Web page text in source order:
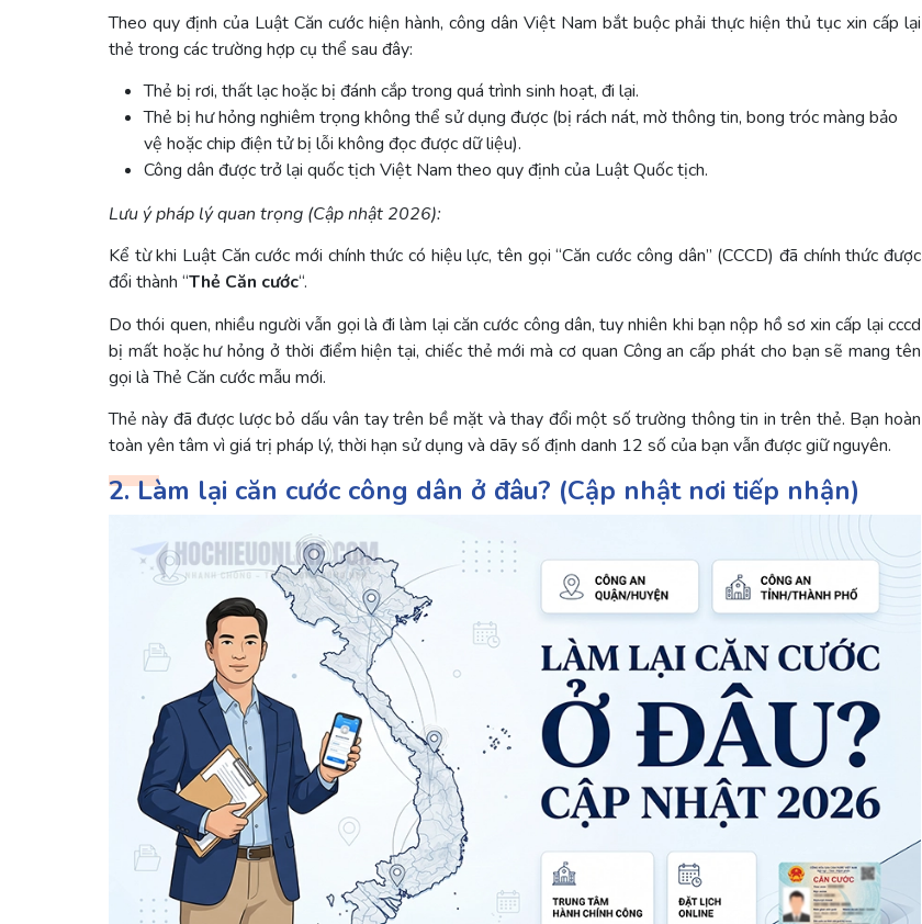
Theo quy định của Luật Căn cước hiện hành, công dân Việt Nam bắt buộc phải thực hiện thủ tục xin cấp lại
thẻ trong các trường hợp cụ thể sau đây:
Thẻ bị rơi, thất lạc hoặc bị đánh cắp trong quá trình sinh hoạt, đi lại.
Thẻ bị hư hỏng nghiêm trọng không thể sử dụng được (bị rách nát, mờ thông tin, bong tróc màng bảo
vệ hoặc chip điện tử bị lỗi không đọc được dữ liệu).
Công dân được trở lại quốc tịch Việt Nam theo quy định của Luật Quốc tịch.
Lưu ý pháp lý quan trọng (Cập nhật 2026):
Kể từ khi Luật Căn cước mới chính thức có hiệu lực, tên gọi “Căn cước công dân” (CCCD) đã chính thức được
đổi thành “Thẻ Căn cước“.
Do thói quen, nhiều người vẫn gọi là đi làm lại căn cước công dân, tuy nhiên khi bạn nộp hồ sơ xin cấp lại cccd
bị mất hoặc hư hỏng ở thời điểm hiện tại, chiếc thẻ mới mà cơ quan Công an cấp phát cho bạn sẽ mang tên
gọi là Thẻ Căn cước mẫu mới.
Thẻ này đã được lược bỏ dấu vân tay trên bề mặt và thay đổi một số trường thông tin in trên thẻ. Bạn hoàn
toàn yên tâm vì giá trị pháp lý, thời hạn sử dụng và dãy số định danh 12 số của bạn vẫn được giữ nguyên.
2. Làm lại căn cước công dân ở đâu? (Cập nhật nơi tiếp nhận)